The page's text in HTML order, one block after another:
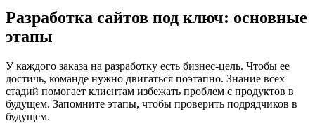
Разработка сайтов под ключ: основные
этапы
У каждого заказа на разработку есть бизнес-цель. Чтобы ее
достичь, команде нужно двигаться поэтапно. Знание всех
стадий помогает клиентам избежать проблем с продуктов в
будущем. Запомните этапы, чтобы проверить подрядчиков в
будущем.